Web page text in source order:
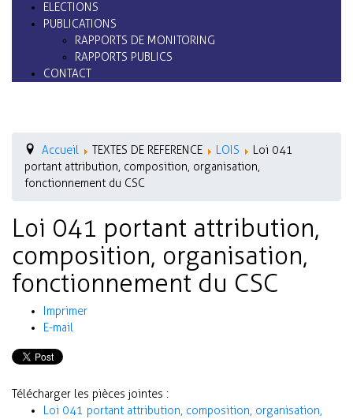
ELECTIONS
PUBLICATIONS
RAPPORTS DE MONITORING
RAPPORTS PUBLICS
CONTACT
Accueil TEXTES DE REFERENCE LOIS
Loi 041
portant attribution, composition, organisation,
fonctionnement du CSC
Loi 041 portant attribution,
composition, organisation,
fonctionnement du CSC
Imprimer
E-mail
Télécharger les pièces jointes :
Loi 041 portant attribution, composition, organisation,